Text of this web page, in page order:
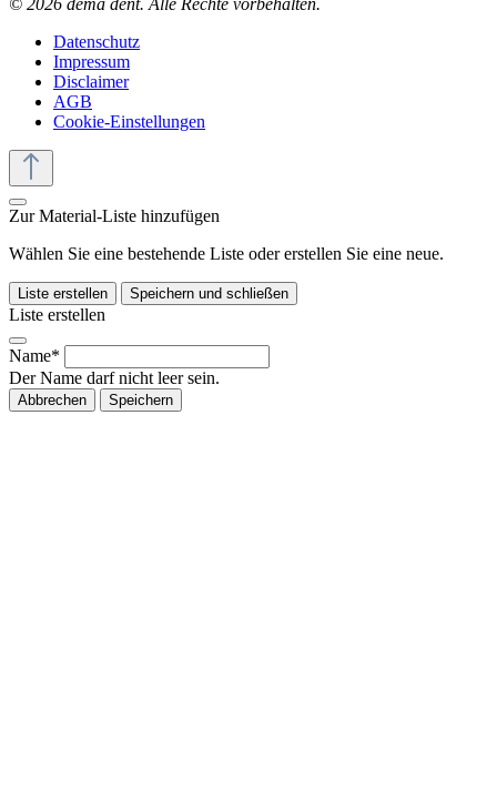
Datenschutz
Impressum
Disclaimer
AGB
Cookie-Einstellungen
Zur Material-Liste hinzufügen
Wählen Sie eine bestehende Liste oder erstellen Sie eine neue.
Liste erstellen Speichern und schließen
Liste erstellen
Name*
Der Name darf nicht leer sein.
Abbrechen Speichern